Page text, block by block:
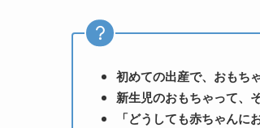
初めての出産で、おもち
新生児のおもちゃって、
「どうしても赤ちゃん